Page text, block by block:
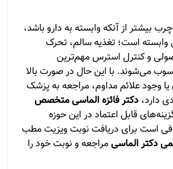
بیشتر از آنکه وابسته به دارو باشد،
است؛ تغذیه سالم، تحرک
و کنترل استرس مهم‌ترین
می‌شوند. با این حال در صورت بالا
وجود علائم مداوم، مراجعه به پزشک
دارد، دکتر فائزه الماسی متخصص
قابل اعتماد در این حوزه
است برای دریافت نوبت ویزیت مطب
دکتر الماسیمراجعه و نوبت خود را